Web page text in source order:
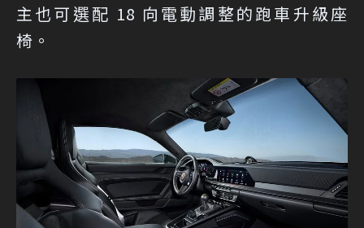
主也可選配 18 向電動調整的跑車升級座
椅。